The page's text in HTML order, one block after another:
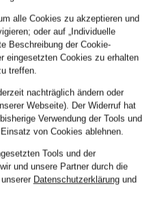
alle Cookies zu akzeptieren und
oder auf „Individuelle
Beschreibung der Cookie-
eingesetzten Cookies zu erhalten
treffen.
nachträglich ändern oder
Webseite). Der Widerruf hat
Verwendung der Tools und
von Cookies ablehnen.
Tools und der
und unsere Partner durch die
Datenschutzerklärungund